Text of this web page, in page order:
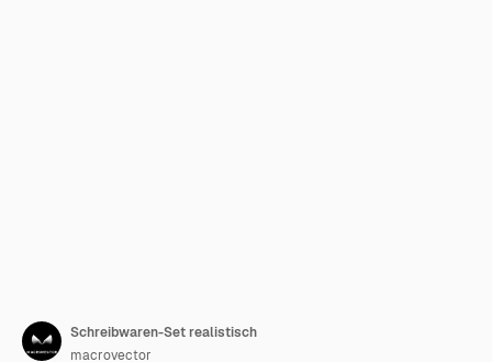
Schreibwaren-Set realistisch
macrovector